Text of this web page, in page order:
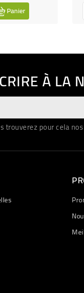
Panier
À LA
trouverez pour cela